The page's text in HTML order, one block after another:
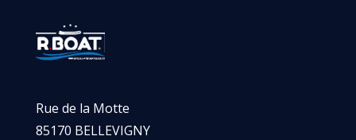
Rue de la Motte
85170 BELLEVIGNY